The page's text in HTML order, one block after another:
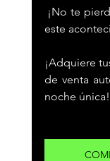
este
¡Adquiere
de venta
noche única!